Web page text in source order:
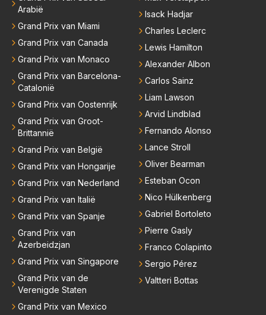
Arabië
Grand Prix van Miami
Grand Prix van Canada
Grand Prix van Monaco
Grand Prix van Barcelona-
Catalonië
Grand Prix van Oostenrijk
Grand Prix van Groot-
Brittannië
Grand Prix van België
Grand Prix van Hongarije
Grand Prix van Nederland
Grand Prix van Italië
Grand Prix van Spanje
Grand Prix van
Azerbeidzjan
Grand Prix van Singapore
Grand Prix van de
Verenigde Staten
Grand Prix van Mexico
Isack Hadjar
Charles Leclerc
Lewis Hamilton
Alexander Albon
Carlos Sainz
Liam Lawson
Arvid Lindblad
Fernando Alonso
Lance Stroll
Oliver Bearman
Esteban Ocon
Nico Hülkenberg
Gabriel Bortoleto
Pierre Gasly
Franco Colapinto
Sergio Pérez
Valtteri Bottas